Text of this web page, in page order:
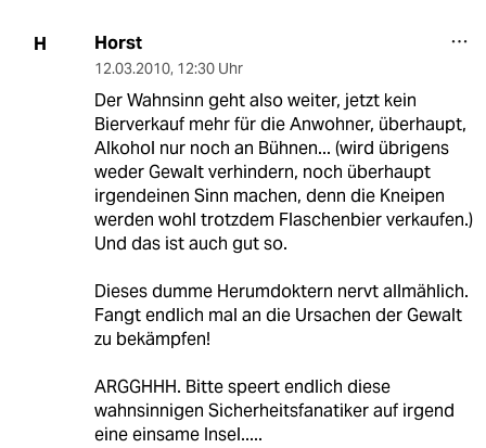
H Horst
12.03.2010, 12:30 Uhr
Der Wahnsinn geht also weiter, jetzt kein
Bierverkauf mehr für die Anwohner, überhaupt,
Alkohol nur noch an Bühnen... (wird übrigens
weder Gewalt verhindern, noch überhaupt
irgendeinen Sinn machen, denn die Kneipen
werden wohl trotzdem Flaschenbier verkaufen.)
Und das ist auch gut so.
Dieses dumme Herumdoktern nervt allmählich.
Fangt endlich mal an die Ursachen der Gewalt
zu bekämpfen!
ARGGHHH. Bitte speert endlich diese
wahnsinnigen Sicherheitsfanatiker auf irgend
eine einsame Insel.....